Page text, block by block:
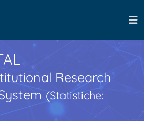
Research
(Statistiche: